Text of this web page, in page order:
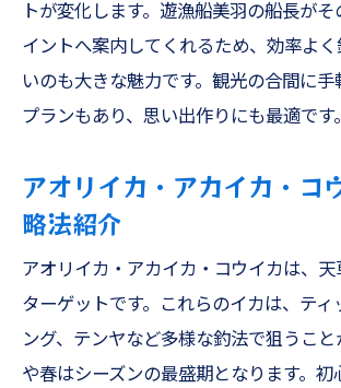
トが変化します。遊漁船美羽の船長が
イントへ案内してくれるため、効率よ
いのも大きな魅力です。観光の合間に手
プランもあり、思い出作りにも最適です。
アオリイカ・アカイカ・コ
略法紹介
アオリイカ・アカイカ・コウイカは、
ターゲットです。これらのイカは、ティ
ング、テンヤなど多様な釣法で狙うこ
や春はシーズンの最盛期となります。初